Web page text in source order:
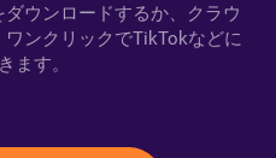
ウンロードするか、クラウ
ワンクリックでTikTokなどに
ます。